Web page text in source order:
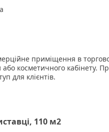
приміщення в
косметичного кабінету.
для клієнтів.
110 м2